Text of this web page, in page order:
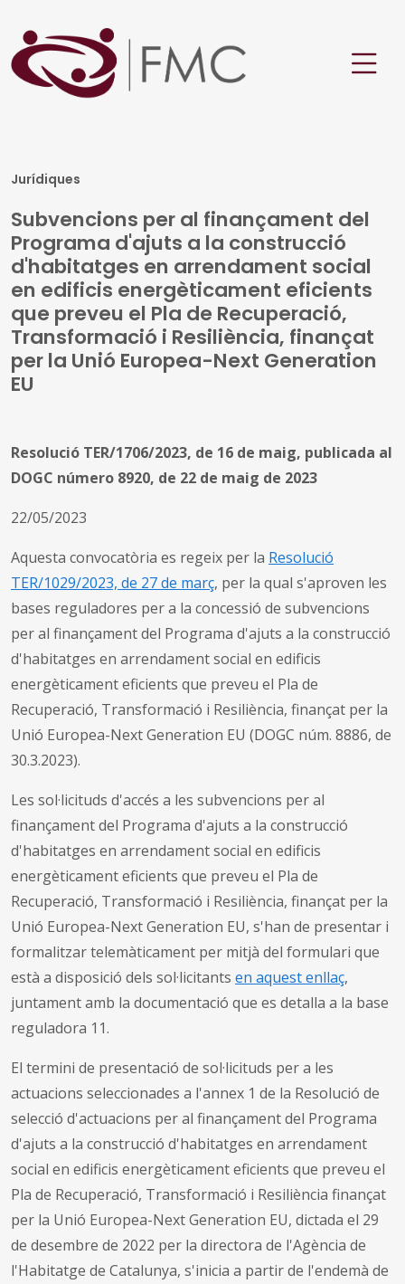
Jurídiques
Subvencions per al finançament del
Programa d'ajuts a la construcció
d'habitatges en arrendament social
en edificis energèticament eficients
que preveu el Pla de Recuperació,
Transformació i Resiliència, finançat
per la Unió Europea-Next Generation
EU
Resolució TER/1706/2023, de 16 de maig, publicada al
DOGC número 8920, de 22 de maig de 2023
22/05/2023
Aquesta convocatòria es regeix per la Resolució
TER/1029/2023, de 27 de març, per la qual s'aproven les
bases reguladores per a la concessió de subvencions
per al finançament del Programa d'ajuts a la construcció
d'habitatges en arrendament social en edificis
energèticament eficients que preveu el Pla de
Recuperació, Transformació i Resiliència, finançat per la
Unió Europea-Next Generation EU (DOGC núm. 8886, de
30.3.2023).
Les sol·licituds d'accés a les subvencions per al
finançament del Programa d'ajuts a la construcció
d'habitatges en arrendament social en edificis
energèticament eficients que preveu el Pla de
Recuperació, Transformació i Resiliència, finançat per la
Unió Europea-Next Generation EU, s'han de presentar i
formalitzar telemàticament per mitjà del formulari que
està a disposició dels sol·licitants en aquest enllaç,
juntament amb la documentació que es detalla a la base
reguladora 11.
El termini de presentació de sol·licituds per a les
actuacions seleccionades a l'annex 1 de la Resolució de
selecció d'actuacions per al finançament del Programa
d'ajuts a la construcció d'habitatges en arrendament
social en edificis energèticament eficients que preveu el
Pla de Recuperació, Transformació i Resiliència finançat
per la Unió Europea-Next Generation EU, dictada el 29
de desembre de 2022 per la directora de l'Agència de
l'Habitatge de Catalunya, s'inicia a partir de l'endemà de